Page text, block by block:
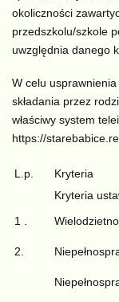
okoliczności
przedszkolu/szkole
uwzględnia danego
W celu
składania przez
właściwy system
https://
L.p.
Kryteria
Kryteria
1 .
2.